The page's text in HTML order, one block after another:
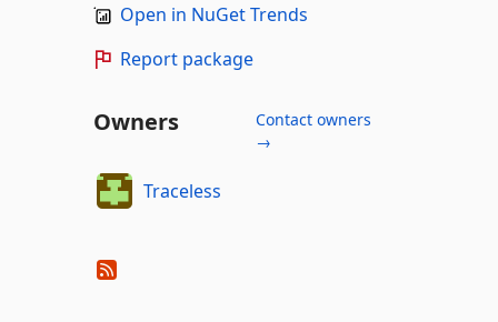
Open in NuGet Trends
Report package
Owners
Contact owners
→
Traceless